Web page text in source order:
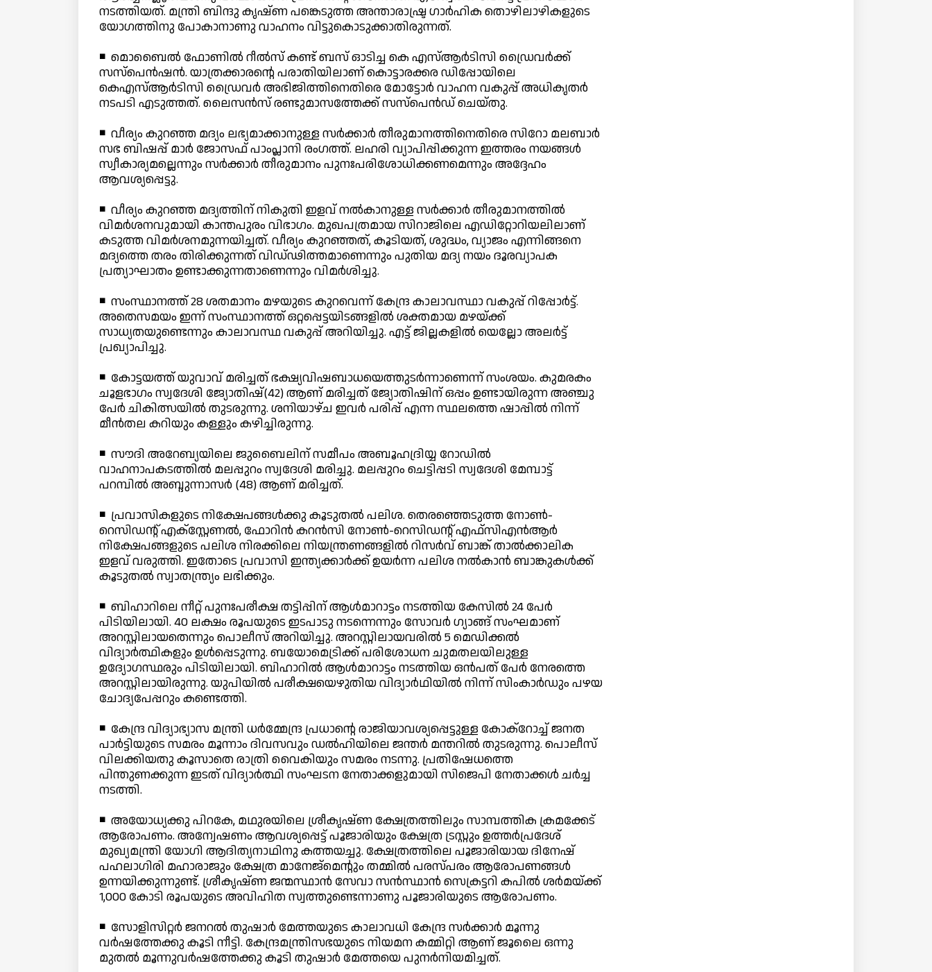
നടത്തിയത്. മന്ത്രി ബിന്ദു കൃഷ്ണ പങ്കെടുത്ത അന്താരാഷ്ട്ര ഗാര്‍ഹിക തൊഴിലാഴികളുടെ
യോഗത്തിനു പോകാനാണു വാഹനം വിട്ടുകൊടുക്കാതിരുന്നത്.
◾ മൊബൈല്‍ ഫോണില്‍ റീല്‍സ് കണ്ട് ബസ് ഓടിച്ച കെ എസ്ആര്‍ടിസി ഡ്രൈവര്‍ക്ക്
സസ്പെന്‍ഷന്‍. യാത്രക്കാരന്റെ പരാതിയിലാണ് കൊട്ടാരക്കര ഡിപ്പോയിലെ
കെഎസ്ആര്‍ടിസി ഡ്രൈവര്‍ അഭിജിത്തിനെതിരെ മോട്ടോര്‍ വാഹന വകുപ്പ് അധികൃതര്‍
നടപടി എടുത്തത്. ലൈസന്‍സ് രണ്ടുമാസത്തേക്ക് സസ്പെന്‍ഡ് ചെയ്തു.
◾ വീര്യം കുറഞ്ഞ മദ്യം ലഭ്യമാക്കാനുള്ള സര്‍ക്കാര്‍ തീരുമാനത്തിനെതിരെ സിറോ മലബാര്‍
സഭ ബിഷപ്പ് മാര്‍ ജോസഫ് പാംപ്ലാനി രംഗത്ത്. ലഹരി വ്യാപിപ്പിക്കുന്ന ഇത്തരം നയങ്ങള്‍
സ്വീകാര്യമല്ലെന്നും സര്‍ക്കാര്‍ തീരുമാനം പുനഃപരിശോധിക്കണമെന്നും അദ്ദേഹം
ആവശ്യപ്പെട്ടു.
◾ വീര്യം കുറഞ്ഞ മദ്യത്തിന് നികുതി ഇളവ് നല്‍കാനുള്ള സര്‍ക്കാര്‍ തീരുമാനത്തില്‍
വിമര്‍ശനവുമായി കാന്തപുരം വിഭാഗം. മുഖപത്രമായ സിറാജിലെ എഡിറ്റോറിയലിലാണ്
കടുത്ത വിമര്‍ശനമുന്നയിച്ചത്. വീര്യം കുറഞ്ഞത്, കൂടിയത്, ശുദ്ധം, വ്യാജം എന്നിങ്ങനെ
മദ്യത്തെ തരം തിരിക്കുന്നത് വിഡ്ഢിത്തമാണെന്നും പുതിയ മദ്യ നയം ദൂരവ്യാപക
പ്രത്യാഘാതം ഉണ്ടാക്കുന്നതാണെന്നും വിമര്‍ശിച്ചു.
◾ സംസ്ഥാനത്ത് 28 ശതമാനം മഴയുടെ കുറവെന്ന് കേന്ദ്ര കാലാവസ്ഥാ വകുപ്പ് റിപ്പോര്‍ട്ട്.
അതെസമയം ഇന്ന് സംസ്ഥാനത്ത് ഒറ്റപ്പെട്ടയിടങ്ങളില്‍ ശക്തമായ മഴയ്ക്ക്
സാധ്യതയുണ്ടെന്നും കാലാവസ്ഥ വകുപ്പ് അറിയിച്ചു. എട്ട് ജില്ലകളില്‍ യെല്ലോ അലര്‍ട്ട്
പ്രഖ്യാപിച്ചു.
◾ കോട്ടയത്ത് യുവാവ് മരിച്ചത് ഭക്ഷ്യവിഷബാധയെത്തുടര്‍ന്നാണെന്ന് സംശയം. കുമരകം
ചൂളഭാഗം സ്വദേശി ജ്യോതിഷ്(42) ആണ് മരിച്ചത് ജ്യോതിഷിന് ഒപ്പം ഉണ്ടായിരുന്ന അഞ്ചു
പേര്‍ ചികിത്സയില്‍ തുടരുന്നു. ശനിയാഴ്ച ഇവര്‍ പരിപ്പ് എന്ന സ്ഥലത്തെ ഷാപ്പില്‍ നിന്ന്
മീന്‍തല കറിയും കള്ളും കഴിച്ചിരുന്നു.
◾ സൗദി അറേബ്യയിലെ ജുബൈലിന് സമീപം അബൂഹദ്രിയ്യ റോഡില്‍
വാഹനാപകടത്തില്‍ മലപ്പുറം സ്വദേശി മരിച്ചു. മലപ്പുറം ചെട്ടിപ്പടി സ്വദേശി മേമ്പാട്ട്
പറമ്പില്‍ അബ്ദുന്നാസര്‍ (48) ആണ് മരിച്ചത്.
◾ പ്രവാസികളുടെ നിക്ഷേപങ്ങള്‍ക്കു കൂടുതല്‍ പലിശ. തെരഞ്ഞെടുത്ത നോണ്‍-
റെസിഡന്റ് എക്‌സ്റ്റേണല്‍, ഫോറിന്‍ കറന്‍സി നോണ്‍-റെസിഡന്റ് എഫ്‌സിഎന്‍ആര്‍
നിക്ഷേപങ്ങളുടെ പലിശ നിരക്കിലെ നിയന്ത്രണങ്ങളില്‍ റിസര്‍വ് ബാങ്ക് താല്‍ക്കാലിക
ഇളവ് വരുത്തി. ഇതോടെ പ്രവാസി ഇന്ത്യക്കാര്‍ക്ക് ഉയര്‍ന്ന പലിശ നല്‍കാന്‍ ബാങ്കുകള്‍ക്ക്
കൂടുതല്‍ സ്വാതന്ത്ര്യം ലഭിക്കും.
◾ ബിഹാറിലെ നീറ്റ് പുനഃപരീക്ഷ തട്ടിപ്പിന് ആള്‍മാറാട്ടം നടത്തിയ കേസില്‍ 24 പേര്‍
പിടിയിലായി. 40 ലക്ഷം രൂപയുടെ ഇടപാടു നടന്നെന്നും സോവര്‍ ഗ്യാങ്ങ് സംഘമാണ്
അറസ്റ്റിലായതെന്നും പൊലീസ് അറിയിച്ചു. അറസ്റ്റിലായവരില്‍ 5 മെഡിക്കല്‍
വിദ്യാര്‍ത്ഥികളും ഉള്‍പ്പെടുന്നു. ബയോമെട്രിക്ക് പരിശോധന ചുമതലയിലുള്ള
ഉദ്യോഗസ്ഥരും പിടിയിലായി. ബിഹാറില്‍ ആള്‍മാറാട്ടം നടത്തിയ ഒന്‍പത് പേര്‍ നേരത്തെ
അറസ്റ്റിലായിരുന്നു. യുപിയില്‍ പരീക്ഷയെഴുതിയ വിദ്യാര്‍ഥിയില്‍ നിന്ന് സിംകാര്‍ഡും പഴയ
ചോദ്യപേപ്പറും കണ്ടെത്തി.
◾ കേന്ദ്ര വിദ്യാഭ്യാസ മന്ത്രി ധര്‍മ്മേന്ദ്ര പ്രധാന്റെ രാജിയാവശ്യപ്പെട്ടുള്ള കോക്റോച്ച് ജനത
പാര്‍ട്ടിയുടെ സമരം മൂന്നാം ദിവസവും ഡല്‍ഹിയിലെ ജന്തര്‍ മന്തറില്‍ തുടരുന്നു. പൊലീസ്
വിലക്കിയതു കൂസാതെ രാത്രി വൈകിയും സമരം നടന്നു. പ്രതിഷേധത്തെ
പിന്തുണക്കുന്ന ഇടത് വിദ്യാര്‍ത്ഥി സംഘടന നേതാക്കളുമായി സിജെപി നേതാക്കള്‍ ചര്‍ച്ച
നടത്തി.
◾ അയോധ്യക്കു പിറകേ, മഥുരയിലെ ശ്രീകൃഷ്ണ ക്ഷേത്രത്തിലും സാമ്പത്തിക ക്രമക്കേട്
ആരോപണം. അന്വേഷണം ആവശ്യപ്പെട്ട് പൂജാരിയും ക്ഷേത്ര ട്രസ്റ്റും ഉത്തര്‍പ്രദേശ്
മുഖ്യമന്ത്രി യോഗി ആദിത്യനാഥിനു കത്തയച്ചു. ക്ഷേത്രത്തിലെ പൂജാരിയായ ദിനേഷ്
പഹലാഗിരി മഹാരാജും ക്ഷേത്ര മാനേജ്മെന്റും തമ്മില്‍ പരസ്പരം ആരോപണങ്ങള്‍
ഉന്നയിക്കുന്നുണ്ട്. ശ്രീകൃഷ്ണ ജന്മസ്ഥാന്‍ സേവാ സന്‍സ്ഥാന്‍ സെക്രട്ടറി കപില്‍ ശര്‍മയ്ക്ക്
1,000 കോടി രൂപയുടെ അവിഹിത സ്വത്തുണ്ടെന്നാണു പൂജാരിയുടെ ആരോപണം.
◾ സോളിസിറ്റര്‍ ജനറല്‍ തുഷാര്‍ മേത്തയുടെ കാലാവധി കേന്ദ്ര സര്‍ക്കാര്‍ മൂന്നു
വര്‍ഷത്തേക്കു കൂടി നീട്ടി. കേന്ദ്രമന്ത്രിസഭയുടെ നിയമന കമ്മിറ്റി ആണ് ജൂലൈ ഒന്നു
മുതല്‍ മൂന്നുവര്‍ഷത്തേക്കു കൂടി തുഷാര്‍ മേത്തയെ പുനര്‍നിയമിച്ചത്.